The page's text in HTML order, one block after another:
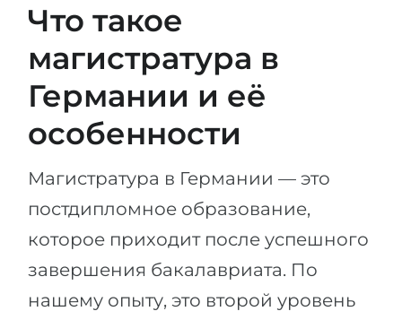
Что такое
магистратура в
Германии и её
особенности
Магистратура в Германии — это
постдипломное образование,
которое приходит после успешного
завершения бакалавриата. По
нашему опыту, это второй уровень